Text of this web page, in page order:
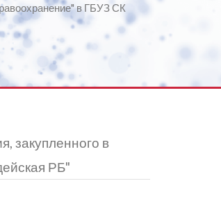
в ГБУЗ СК
закупленного в
РБ"